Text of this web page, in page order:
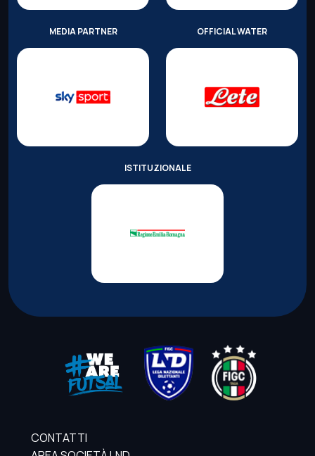
MEDIA PARTNER OFFICIAL WATER
ISTITUZIONALE
CONTATTI